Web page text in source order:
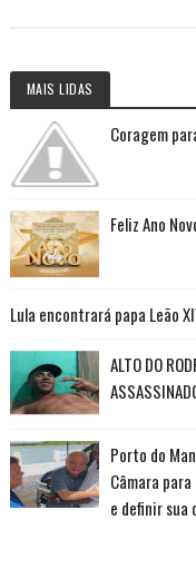
MAIS LIDAS
Coragem
Feliz Ano
Lula encontrará papa Leão
ALTO DO
Porto do
Câmara
e definir sua